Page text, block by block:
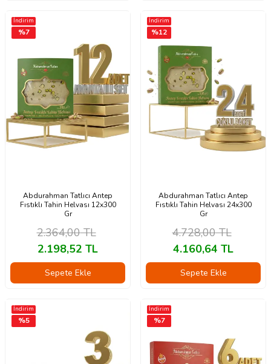
İndirim
%7
Abdurahman Tatlıcı Antep
Fıstıklı Tahin Helvası 12x300
Gr
2.364,00TL
2.198,52 TL
Sepete Ekle
İndirim
%12
Abdurahman Tatlıcı Antep
Fıstıklı Tahin Helvası 24x300
Gr
4.728,00TL
4.160,64 TL
Sepete Ekle
İndirim
%5
İndirim
%7